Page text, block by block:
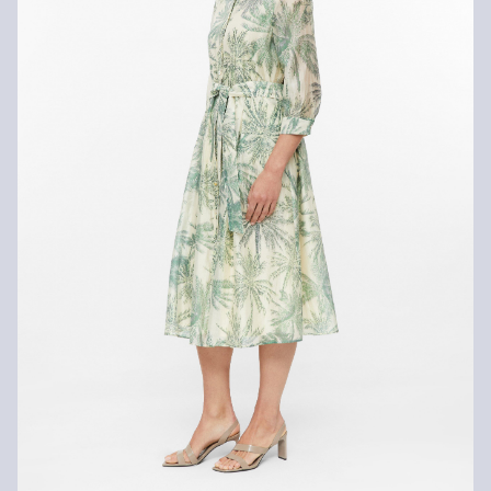
Fijnwasprogramma 30 °C
Chemische reiniging met perchloorethyleen op het